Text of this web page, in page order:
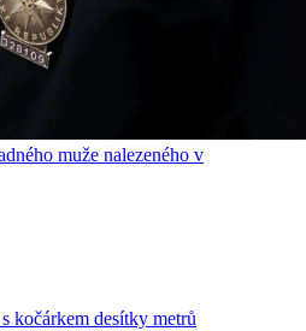
muže nalezeného v
kočárkem desítky metrů